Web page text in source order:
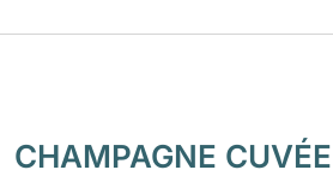
CHAMPAGNE